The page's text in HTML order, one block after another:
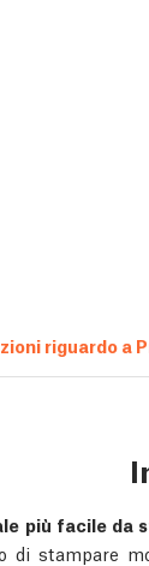
riguardo a
più facile da
di stampare